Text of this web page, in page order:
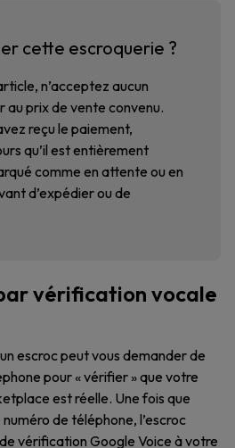
cette escroquerie ?
n’acceptez aucun
au prix de vente convenu.
reçu le paiement,
qu’il est entièrement
comme en attente ou en
d’expédier ou de
vérification vocale
escroc peut vous demander de
pour « vérifier » que votre
est réelle. Une fois que
de téléphone, l’escroc
vérification Google Voice à votre